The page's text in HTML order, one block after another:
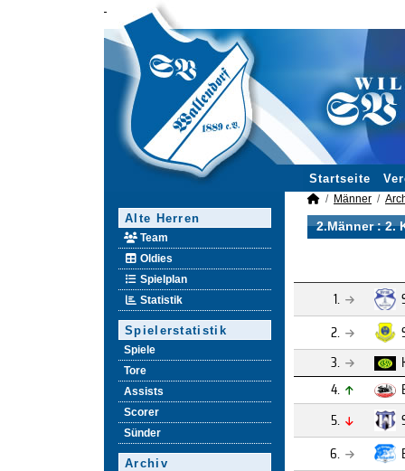
Startseite
Alte Herren
Team
Oldies
Spielplan
Statistik
Spielerstatistik
Spiele
Tore
Assists
Scorer
Sünder
Archiv
Männer
2.Männer :2.
1.
2.
3.
4.
5.
6.